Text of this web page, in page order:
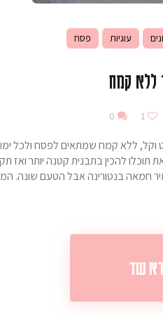
עוגיות פסח
ללא קמח
1
0
וקל, ללא קמח שמתאים לפסח ולכל
תוכלו להכין בתבנית קטנה יותר
אבל הטעם שונה. המרכיבים:350 גרם שוקולד מריר שבור לקוביות.
עוד